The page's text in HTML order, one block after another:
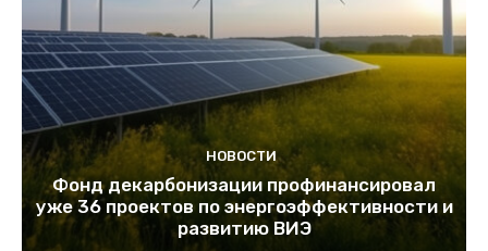
НОВОСТИ
Фонд декарбонизации профинансировал
уже 36 проектов по энергоэффективности и
развитию ВИЭ